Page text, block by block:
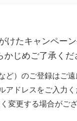
けたキャンペー
じめご了承くだ
ど）のご登録はご遠
アドレスをご入力く
変更する場合がござ